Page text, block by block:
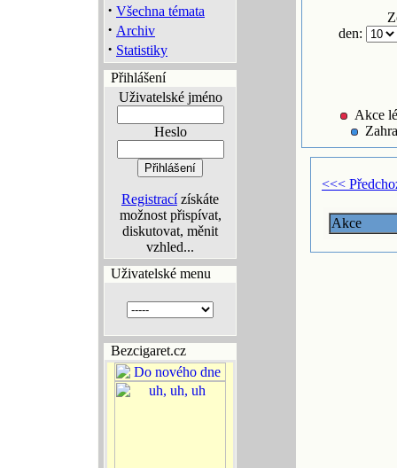
· Všechna témata
· Archiv
· Statistiky
Přihlášení
Uživatelské jméno
Heslo
Registracízískáte
možnost přispívat,
diskutovat, měnit
vzhled...
Uživatelské menu
Bezcigaret.cz
den:
Akce
<<<
Akce